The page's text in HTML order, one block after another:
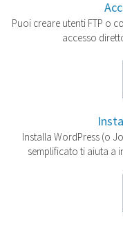
Puoi creare utenti FTP o
accesso
Installa WordPress (o
semplificato ti aiuta a